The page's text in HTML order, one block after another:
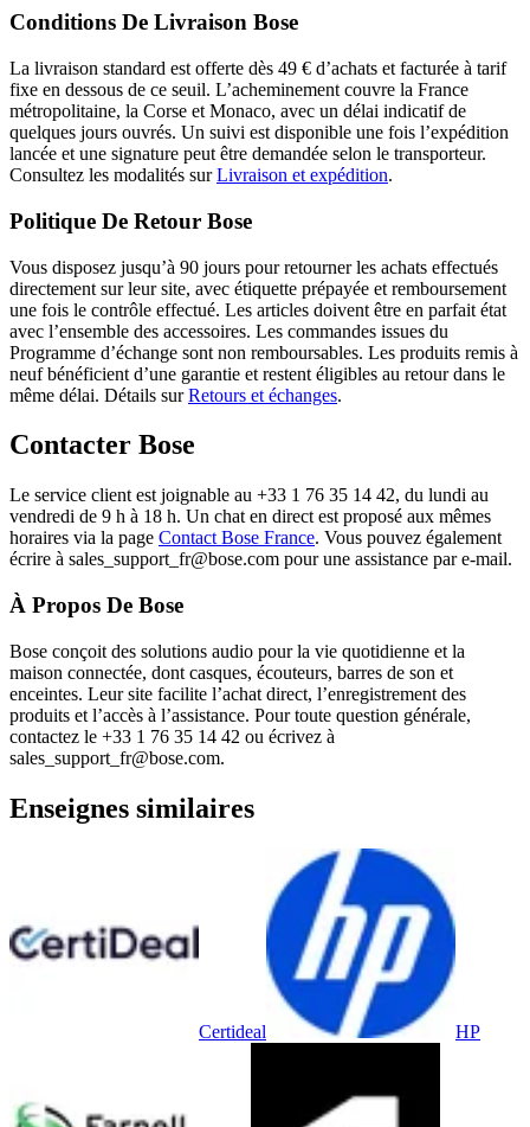
Conditions De Livraison Bose
La livraison standard est offerte dès 49 € d’achats et facturée à tarif
fixe en dessous de ce seuil. L’acheminement couvre la France
métropolitaine, la Corse et Monaco, avec un délai indicatif de
quelques jours ouvrés. Un suivi est disponible une fois l’expédition
lancée et une signature peut être demandée selon le transporteur.
Consultez les modalités surLivraison et expédition.
Politique De Retour Bose
Vous disposez jusqu’à 90 jours pour retourner les achats effectués
directement sur leur site, avec étiquette prépayée et remboursement
une fois le contrôle effectué. Les articles doivent être en parfait état
avec l’ensemble des accessoires. Les commandes issues du
Programme d’échange sont non remboursables. Les produits remis à
neuf bénéficient d’une garantie et restent éligibles au retour dans le
même délai. Détails surRetours et échanges.
Contacter Bose
Le service client est joignable au +33 1 76 35 14 42, du lundi au
vendredi de 9 h à 18 h. Un chat en direct est proposé aux mêmes
horaires via la page Contact Bose France. Vous pouvez également
écrire à sales_support_fr@bose.com pour une assistance par e-mail.
À Propos De Bose
Bose conçoit des solutions audio pour la vie quotidienne et la
maison connectée, dont casques, écouteurs, barres de son et
enceintes. Leur site facilite l’achat direct, l’enregistrement des
produits et l’accès à l’assistance. Pour toute question générale,
contactez le +33 1 76 35 14 42 ou écrivez à
sales_support_fr@bose.com.
Enseignes similaires
Certideal HP